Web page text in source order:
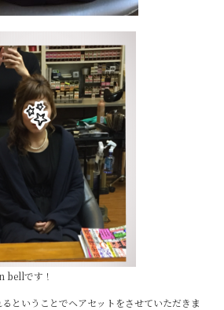
bellです！
ということでヘアセットをさせていただきま